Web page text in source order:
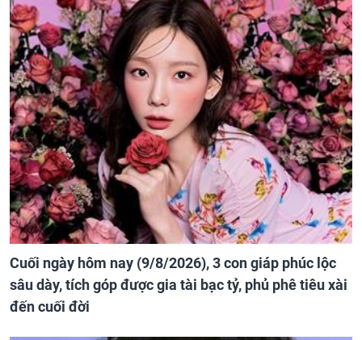
Cuối ngày hôm nay (9/8/2026), 3 con giáp phúc lộc
sâu dày, tích góp được gia tài bạc tỷ, phủ phê tiêu xài
đến cuối đời